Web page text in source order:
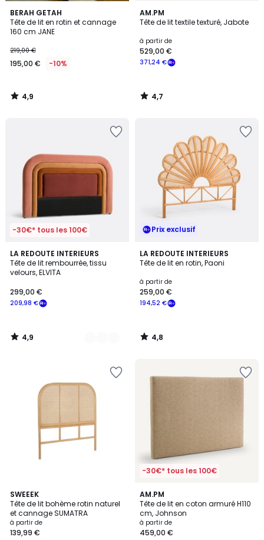
BERAH GETAH
Tête de lit en rotin et cannage
160 cm JANE
219,00 €
195,00 € -10%
4,9
/ 5
4,9
/
AM.PM
Tête de lit textile texturé, Jabote
à partir de
371,24 €
529,00 €
4,7
/ 5
4,7
/
-30€* tous les 100€
LA REDOUTE INTERIEURS
Tête de lit rembourrée, tissu
velours, ELVITA
209,98 €
299,00 €
4,9
/ 5
2
Couleurs
4,9
/
Prix exclusif
LA REDOUTE INTERIEURS
Tête de lit en rotin, Paoni
à partir de
194,52 €
259,00 €
4,8
/ 5
4,8
/
SWEEEK
Tête de lit bohème rotin naturel
et cannage SUMATRA
à partir de
139,99 €
4,7
/ 5
-30€* tous les 100€
AM.PM
Tête de lit en coton armuré H110
cm, Johnson
à partir de
459,00 €
4,9
/ 5
2
Couleurs